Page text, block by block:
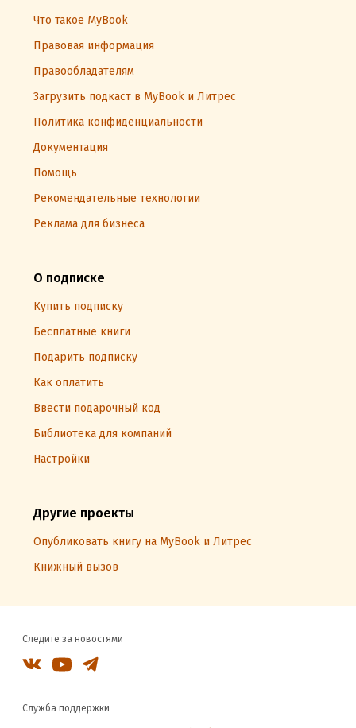
Что такое MyBook
Правовая информация
Правообладателям
Загрузить подкаст в MyBook и Литрес
Политика конфиденциальности
Документация
Помощь
Рекомендательные технологии
Реклама для бизнеса
О подписке
Купить подписку
Бесплатные книги
Подарить подписку
Как оплатить
Ввести подарочный код
Библиотека для компаний
Настройки
Другие проекты
Опубликовать книгу на MyBook и Литрес
Книжный вызов
Следите за новостями
Служба поддержки